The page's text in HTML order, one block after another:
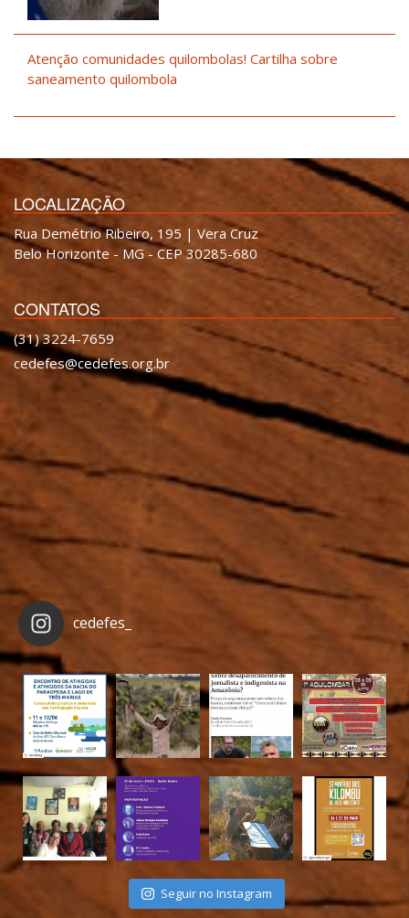
Atenção comunidades quilombolas! Cartilha sobre
saneamento quilombola
LOCALIZAÇÃO
Rua Demétrio Ribeiro, 195 | Vera Cruz
Belo Horizonte - MG - CEP 30285-680
CONTATOS
(31) 3224-7659
cedefes@cedefes.org.br
cedefes_
Seguir no Instagram